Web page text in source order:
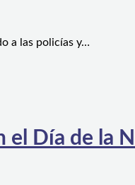
a las policías y…
el Día de la